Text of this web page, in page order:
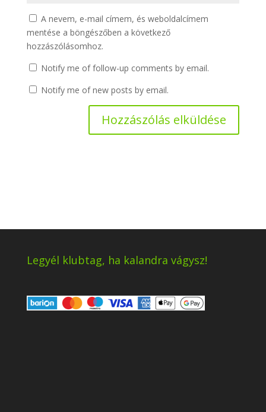
A nevem, e-mail címem, és weboldalcímem
mentése a böngészőben a következő
hozzászólásomhoz.
Notify me of follow-up comments by email.
Notify me of new posts by email.
Legyél klubtag, ha kalandra vágysz!